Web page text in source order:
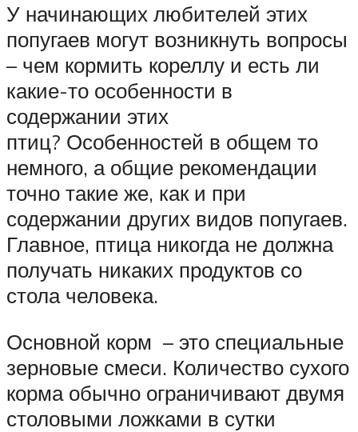
У начинающих любителей этих
попугаев могут возникнуть вопросы
– чем кормить кореллу и есть ли
какие-то особенности в
содержании этих
птиц? Особенностей в общем то
немного, а общие рекомендации
точно такие же, как и при
содержании других видов попугаев.
Главное, птица никогда не должна
получать никаких продуктов со
стола человека.
Основной корм – это специальные
зерновые смеси. Количество сухого
корма обычно ограничивают двумя
столовыми ложками в сутки